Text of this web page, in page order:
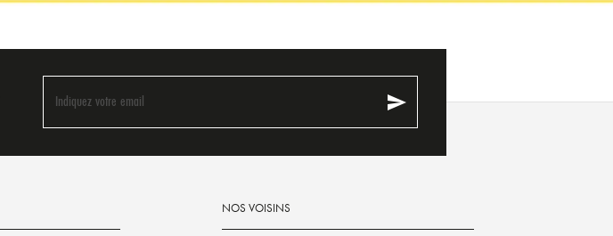
Indiquez votre email send
NOS VOISINS